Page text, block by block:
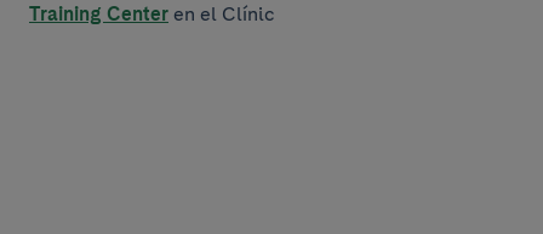
Training Center en el Clínic